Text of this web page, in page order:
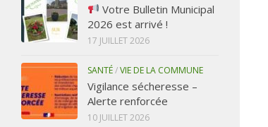
Votre Bulletin Municipal
2026 est arrivé !
17 JUILLET 2026
SANTÉ/VIE DE LA COMMUNE
Vigilance sécheresse –
Alerte renforcée
10 JUILLET 2026